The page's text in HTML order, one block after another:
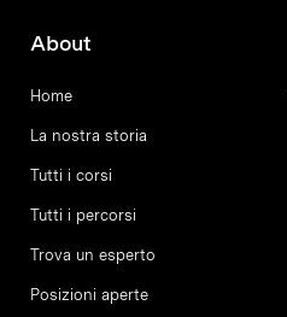
About
Home
La nostra storia
Tutti i corsi
Tutti i percorsi
Trova un esperto
Posizioni aperte